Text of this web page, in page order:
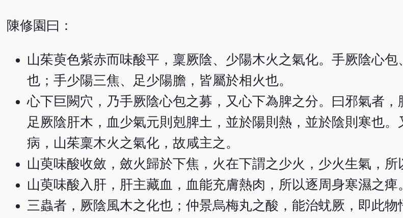
陳修園曰：
山茱萸色紫赤而味酸平，稟厥陰、少陽木火之氣化。手厥陰心
也；手少陽三焦、足少陽膽，皆屬於相火也。
心下巨闕穴，乃手厥陰心包之募，又心下為脾之分。曰邪氣者，
足厥陰肝木，血少氣元則剋脾土，並於陽則熱，並於陰則寒也。
病，山茱稟木火之氣化，故咸主之。
山萸味酸收斂，斂火歸於下焦，火在下謂之少火，少火生氣，所
山萸味酸入肝，肝主藏血，血能充膚熱肉，所以逐周身寒濕之痺
三蟲者，厥陰風木之化也；仲景烏梅丸之酸，能治蚘厥，即此物